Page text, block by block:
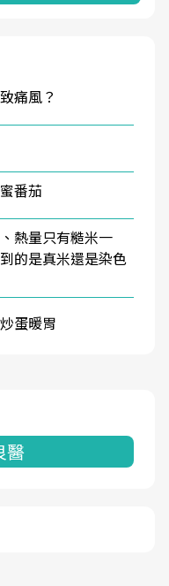
痛風？
番茄
熱量只有糙米一
的是真米還是染色
蛋暖胃
醫